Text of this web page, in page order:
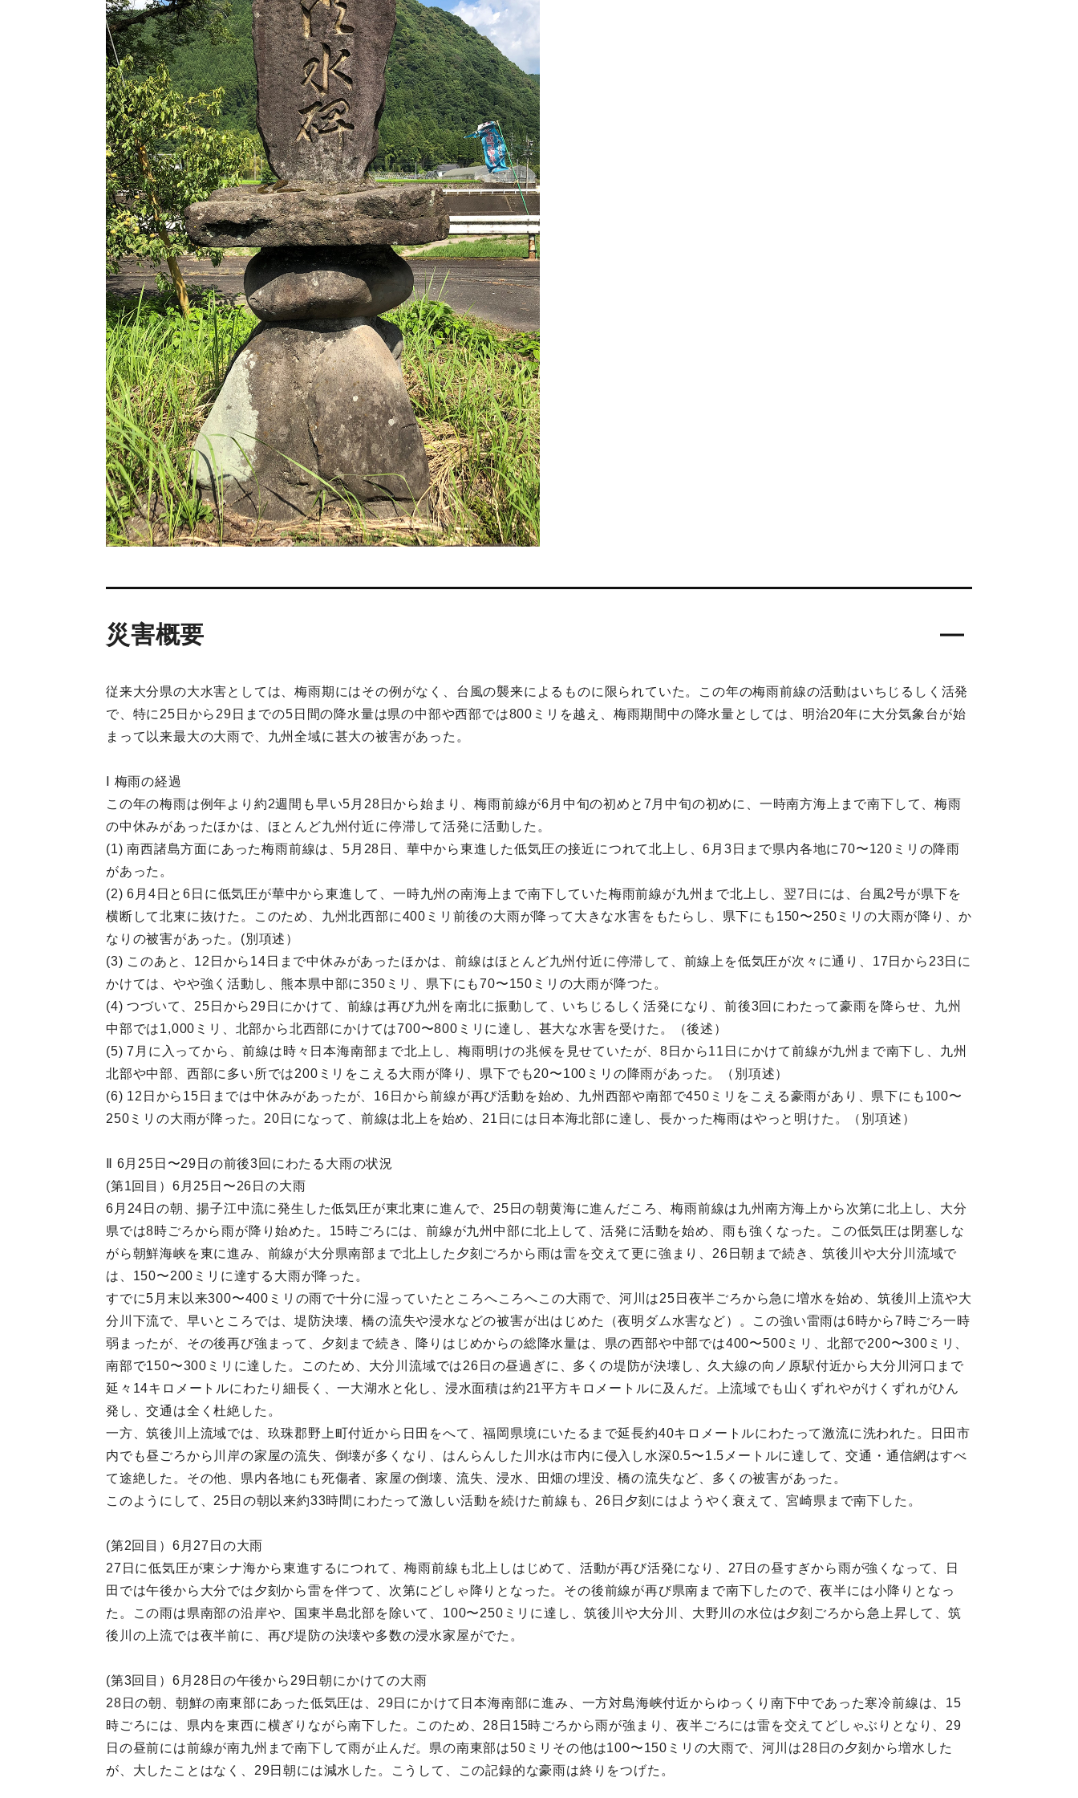
災害概要
従来大分県の大水害としては、梅雨期にはその例がなく、台風の襲来によるものに限られていた。この年の梅雨前線の活動はいちじるしく活発
で、特に25日から29日までの5日間の降水量は県の中部や西部では800ミリを越え、梅雨期間中の降水量としては、明治20年に大分気象台が始
まって以来最大の大雨で、九州全域に甚大の被害があった。
Ⅰ 梅雨の経過
この年の梅雨は例年より約2週間も早い5月28日から始まり、梅雨前線が6月中旬の初めと7月中旬の初めに、一時南方海上まで南下して、梅雨
の中休みがあったほかは、ほとんど九州付近に停滞して活発に活動した。
(1) 南西諸島方面にあった梅雨前線は、5月28日、華中から東進した低気圧の接近につれて北上し、6月3日まで県内各地に70〜120ミリの降雨
があった。
(2) 6月4日と6日に低気圧が華中から東進して、一時九州の南海上まで南下していた梅雨前線が九州まで北上し、翌7日には、台風2号が県下を
横断して北東に抜けた。このため、九州北西部に400ミリ前後の大雨が降って大きな水害をもたらし、県下にも150〜250ミリの大雨が降り、か
なりの被害があった。(別項述）
(3) このあと、12日から14日まで中休みがあったほかは、前線はほとんど九州付近に停滞して、前線上を低気圧が次々に通り、17日から23日に
かけては、やや強く活動し、熊本県中部に350ミリ、県下にも70〜150ミリの大雨が降つた。
(4) つづいて、25日から29日にかけて、前線は再び九州を南北に振動して、いちじるしく活発になり、前後3回にわたって豪雨を降らせ、九州
中部では1,000ミリ、北部から北西部にかけては700〜800ミリに達し、甚大な水害を受けた。（後述）
(5) 7月に入ってから、前線は時々日本海南部まで北上し、梅雨明けの兆候を見せていたが、8日から11日にかけて前線が九州まで南下し、九州
北部や中部、西部に多い所では200ミリをこえる大雨が降り、県下でも20〜100ミリの降雨があった。（別項述）
(6) 12日から15日までは中休みがあったが、16日から前線が再ぴ活動を始め、九州西部や南部で450ミリをこえる豪雨があり、県下にも100〜
250ミリの大雨が降った。20日になって、前線は北上を始め、21日には日本海北部に達し、長かった梅雨はやっと明けた。（別項述）
Ⅱ 6月25日〜29日の前後3回にわたる大雨の状況
(第1回目）6月25日〜26日の大雨
6月24日の朝、揚子江中流に発生した低気圧が東北東に進んで、25日の朝黄海に進んだころ、梅雨前線は九州南方海上から次第に北上し、大分
県では8時ごろから雨が降り始めた。15時ごろには、前線が九州中部に北上して、活発に活動を始め、雨も強くなった。この低気圧は閉塞しな
がら朝鮮海峡を東に進み、前線が大分県南部まで北上した夕刻ごろから雨は雷を交えて更に強まり、26日朝まで続き、筑後川や大分川流域で
は、150〜200ミリに達する大雨が降った。
すでに5月末以来300〜400ミリの雨で十分に湿っていたところへころへこの大雨で、河川は25日夜半ごろから急に増水を始め、筑後川上流や大
分川下流で、早いところでは、堤防決壊、橋の流失や浸水などの被害が出はじめた（夜明ダム水害など）。この強い雷雨は6時から7時ごろ一時
弱まったが、その後再び強まって、夕刻まで続き、降りはじめからの総降水量は、県の西部や中部では400〜500ミリ、北部で200〜300ミリ、
南部で150〜300ミリに達した。このため、大分川流域では26日の昼過ぎに、多くの堤防が決壊し、久大線の向ノ原駅付近から大分川河口まで
延々14キロメートルにわたり細長く、一大湖水と化し、浸水面積は約21平方キロメートルに及んだ。上流域でも山くずれやがけくずれがひん
発し、交通は全く杜絶した。
一方、筑後川上流域では、玖珠郡野上町付近から日田をへて、福岡県境にいたるまで延長約40キロメートルにわたって激流に洗われた。日田市
内でも昼ごろから川岸の家屋の流失、倒壊が多くなり、はんらんした川水は市内に侵入し水深0.5〜1.5メートルに達して、交通・通信網はすべ
て途絶した。その他、県内各地にも死傷者、家屋の倒壊、流失、浸水、田畑の埋没、橋の流失など、多くの被害があった。
このようにして、25日の朝以来約33時間にわたって激しい活動を続けた前線も、26日夕刻にはようやく衰えて、宮崎県まで南下した。
(第2回目）6月27日の大雨
27日に低気圧が東シナ海から東進するにつれて、梅雨前線も北上しはじめて、活動が再び活発になり、27日の昼すぎから雨が強くなって、日
田では午後から大分では夕刻から雷を伴つて、次第にどしゃ降りとなった。その後前線が再び県南まで南下したので、夜半には小降りとなっ
た。この雨は県南部の沿岸や、国東半島北部を除いて、100〜250ミリに達し、筑後川や大分川、大野川の水位は夕刻ごろから急上昇して、筑
後川の上流では夜半前に、再び堤防の決壊や多数の浸水家屋がでた。
(第3回目）6月28日の午後から29日朝にかけての大雨
28日の朝、朝鮮の南東部にあった低気圧は、29日にかけて日本海南部に進み、一方対島海峡付近からゆっくり南下中であった寒冷前線は、15
時ごろには、県内を東西に横ぎりながら南下した。このため、28日15時ごろから雨が強まり、夜半ごろには雷を交えてどしゃぶりとなり、29
日の昼前には前線が南九州まで南下して雨が止んだ。県の南東部は50ミリその他は100〜150ミリの大雨で、河川は28日の夕刻から増水した
が、大したことはなく、29日朝には減水した。こうして、この記録的な豪雨は終りをつげた。